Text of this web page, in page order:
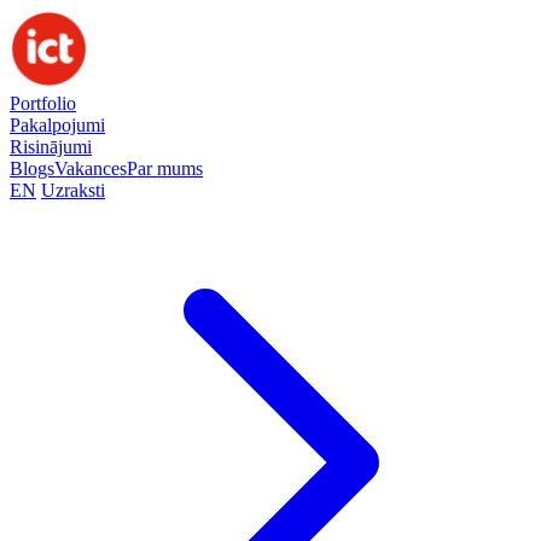
Portfolio
Pakalpojumi
Risinājumi
BlogsVakancesPar mums
EN Uzraksti